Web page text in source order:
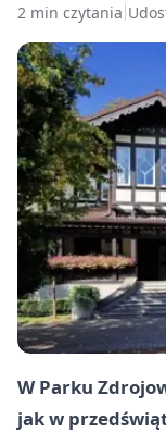
2 min czytania
W Parku
jak w